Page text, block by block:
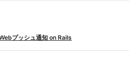
プッシュ通知 on Rails